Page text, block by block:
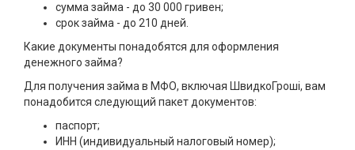
сумма займа - до 30 000 гривен;
срок займа - до 210 дней.
Какие документы понадобятся для оформления
денежного займа?
Для получения займа в МФО, включая ШвидкоГроші, вам
понадобится следующий пакет документов:
паспорт;
ИНН (индивидуальный налоговый номер);